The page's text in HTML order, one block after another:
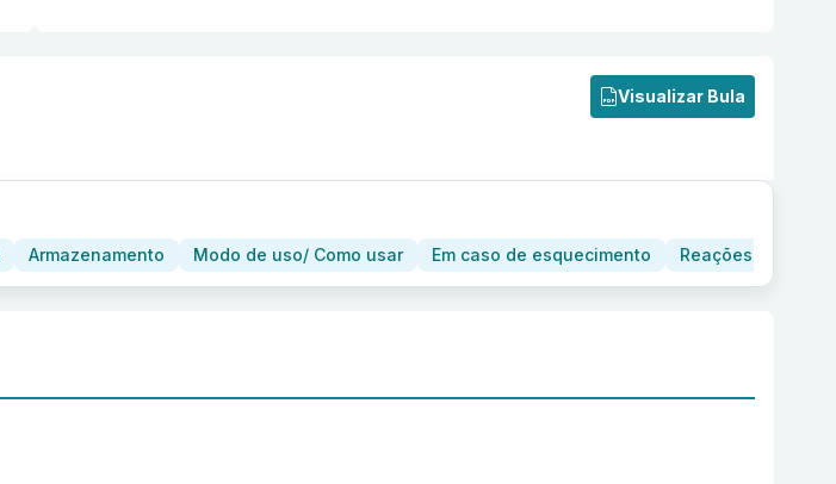
Visualizar Bula
Armazenamento Modo de uso/ Como usar Em caso de esquecimento Reações adversas